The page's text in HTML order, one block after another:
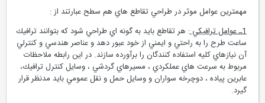
مهمترين عوامل موثر در طراحي تقاطع هاي هم سطح عبارتند از :
: هر تقاطع بايد به گونه اي طراحي شود كه بتوانند ترافيك
ساعت طرح را به راحتي و ايمني از خود عبور دهد و عناصر هندسي و كنترلي
آن نيازهاي كليه استفاده كنندگان را برآورده سازند. در اين رابطه ملاحظات
مربوط به سرعت هاي عملكردي ، مسيرهاي گردشي ، وسايل كنترل ترافيك،
عابرين پياده ، دوچرخه سواران و وسايل حمل و نقل عمومي بايد مدنظر قرار
گيرد.